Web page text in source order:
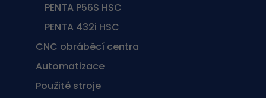
PENTA P56S HSC
PENTA 432i HSC
CNC obráběcí centra
Automatizace
Použité stroje